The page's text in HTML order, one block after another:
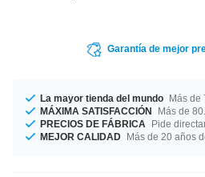
Garantía de mejor
La mayor tienda del mundo Más de
MÁXIMA SATISFACCIÓN
Más de
PRECIOS DE FÁBRICA
Pide
MEJOR CALIDAD Más de 20 años